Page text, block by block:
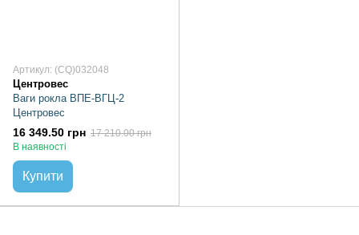
Артикул: (CQ)032048
Центровес
Ваги рокла ВПЕ-ВГЦ-2
Центровес
16 349.50 грн 17 210.00 грн
В наявності
Купити